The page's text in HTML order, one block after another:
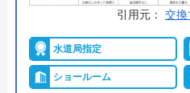
株式会社ハ
代表者
創業・設立 平成21年5
引用元： 交換
水道局指定
ショールーム